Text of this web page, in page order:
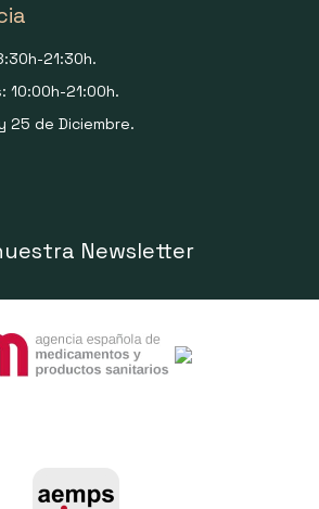
21:30h.
10:00h-21:00h.
25 de Diciembre.
Newsletter